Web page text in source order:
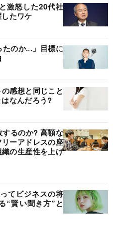
激怒した20代社
たワケ
たのか...」目標に
感想と同じこと
なんだろう?
るのか? 高額な
ーアドレスの座
の生産性を上げ
てビジネスの将
“賢い聞き方”と